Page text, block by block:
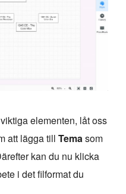
elementen, låt oss
att lägga till Temasom
kan du nu klicka
i det filformat du